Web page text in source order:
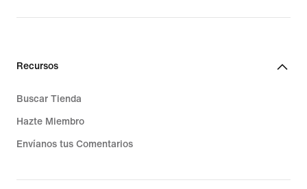
Recursos
Buscar Tienda
Hazte Miembro
Envíanos tus Comentarios